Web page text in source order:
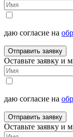
даю согласие на
Отправить заявку
Оставьте заявку и
даю согласие на
Отправить заявку
Оставьте заявку и